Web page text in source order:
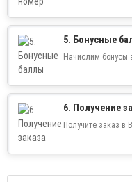
5. Бонусные
Начислим бонусы
6. Получение
Получите заказ в